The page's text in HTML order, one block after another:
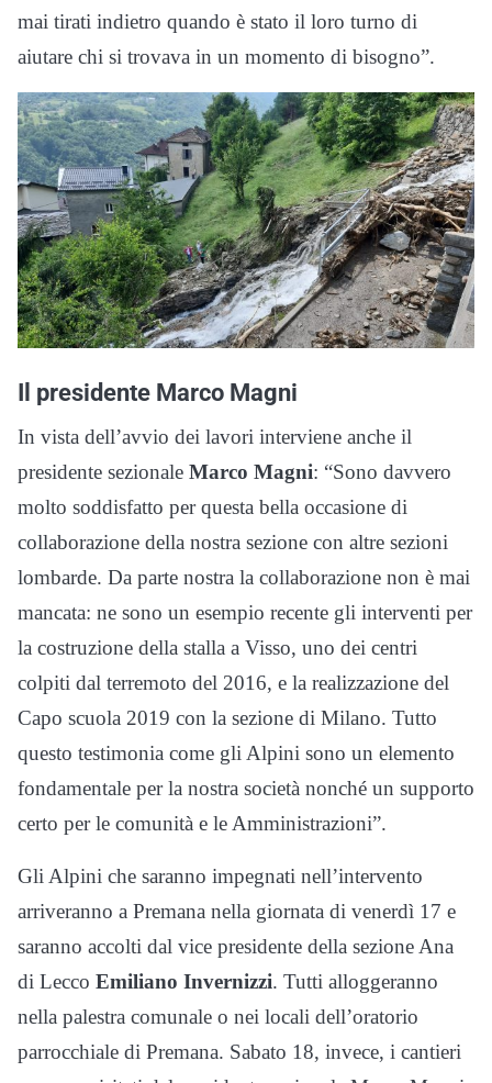
mai tirati indietro quando è stato il loro turno di
aiutare chi si trovava in un momento di bisogno”.
Il presidente Marco Magni
In vista dell’avvio dei lavori interviene anche il
presidente sezionale Marco Magni: “Sono davvero
molto soddisfatto per questa bella occasione di
collaborazione della nostra sezione con altre sezioni
lombarde. Da parte nostra la collaborazione non è mai
mancata: ne sono un esempio recente gli interventi per
la costruzione della stalla a Visso, uno dei centri
colpiti dal terremoto del 2016, e la realizzazione del
Capo scuola 2019 con la sezione di Milano. Tutto
questo testimonia come gli Alpini sono un elemento
fondamentale per la nostra società nonché un supporto
certo per le comunità e le Amministrazioni”.
Gli Alpini che saranno impegnati nell’intervento
arriveranno a Premana nella giornata di venerdì 17 e
saranno accolti dal vice presidente della sezione Ana
di Lecco Emiliano Invernizzi. Tutti alloggeranno
nella palestra comunale o nei locali dell’oratorio
parrocchiale di Premana. Sabato 18, invece, i cantieri